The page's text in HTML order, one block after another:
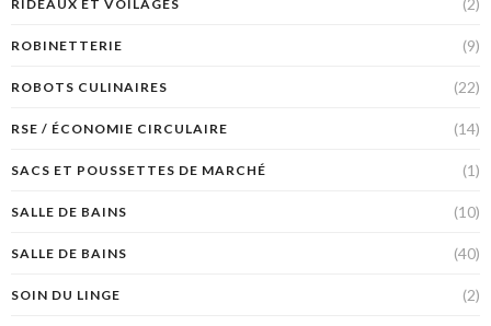
RIDEAUX ET VOILAGES (2)
ROBINETTERIE (9)
ROBOTS CULINAIRES (22)
RSE / ÉCONOMIE CIRCULAIRE (14)
SACS ET POUSSETTES DE MARCHÉ (1)
SALLE DE BAINS (10)
SALLE DE BAINS (40)
SOIN DU LINGE (2)